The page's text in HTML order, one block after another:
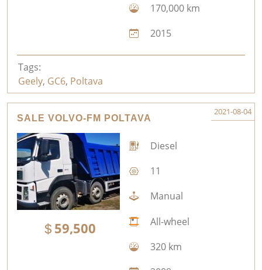
170,000 km
2015
Tags:
Geely, GC6, Poltava
SALE VOLVO-FM POLTAVA
2021-08-04
59,500
Diesel
11
Manual
All-wheel
320 km